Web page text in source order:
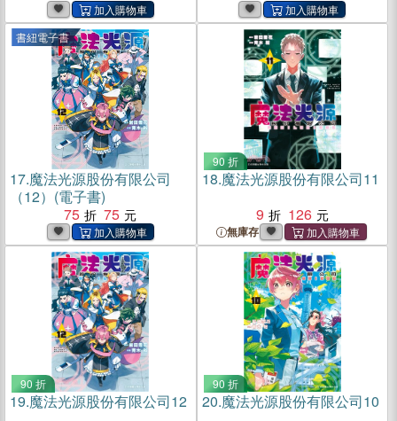
書紐電子書
17.魔法光源股份有限公司
（12）(電子書)
75
75
90 折
18.魔法光源股份有限公司11
9
126
無庫存
90 折
19.魔法光源股份有限公司12
90 折
20.魔法光源股份有限公司10